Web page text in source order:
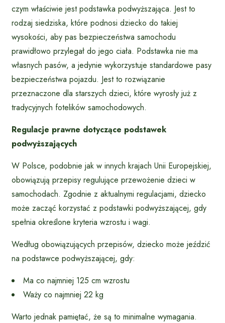
czym właściwie jest podstawka podwyższająca. Jest to
rodzaj siedziska, które podnosi dziecko do takiej
wysokości, aby pas bezpieczeństwa samochodu
prawidłowo przylegał do jego ciała. Podstawka nie ma
własnych pasów, a jedynie wykorzystuje standardowe pasy
bezpieczeństwa pojazdu. Jest to rozwiązanie
przeznaczone dla starszych dzieci, które wyrosły już z
tradycyjnych fotelików samochodowych.
Regulacje prawne dotyczące podstawek
podwyższających
W Polsce, podobnie jak w innych krajach Unii Europejskiej,
obowiązują przepisy regulujące przewożenie dzieci w
samochodach. Zgodnie z aktualnymi regulacjami, dziecko
może zacząć korzystać z podstawki podwyższającej, gdy
spełnia określone kryteria wzrostu i wagi.
Według obowiązujących przepisów, dziecko może jeździć
na podstawce podwyższającej, gdy:
Ma co najmniej 125 cm wzrostu
Waży co najmniej 22 kg
Warto jednak pamiętać, że są to minimalne wymagania.